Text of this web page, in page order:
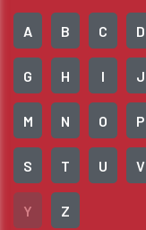
A B C D
G H I J
M N O P
S T U V
Y Z